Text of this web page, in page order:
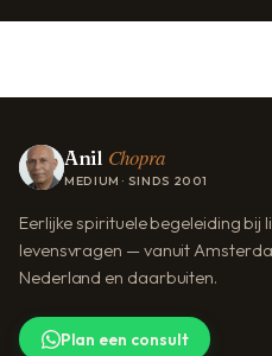
Anil Chopra
MEDIUM · SINDS 2001
Eerlijke spirituele begeleiding bij
levensvragen — vanuit
Nederland en daarbuiten.
Plan een consult